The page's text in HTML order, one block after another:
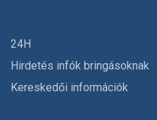
24H
Hirdetés infók bringásoknak
Kereskedői információk